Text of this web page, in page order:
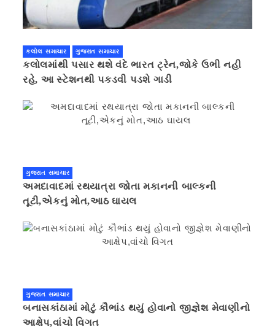
કલોલ સમાચાર ગુજરાત સમાચાર
કલોલમાંથી પસાર થશે વંદે ભારત ટ્રેન,જોકે ઉભી નહી
રહે, આ સ્ટેશનથી પકડવી પડશે ગાડી
ગુજરાત સમાચાર
અમદાવાદમાં રથયાત્રા જોતા મકાનની બાલ્કની
તૂટી,એકનું મોત,આઠ ઘાયલ
ગુજરાત સમાચાર
બનાસકાંઠામાં મોટું કૌભાંડ થયું હોવાનો જીજ્ઞેશ મેવાણીનો
આક્ષેપ,વાંચો વિગત